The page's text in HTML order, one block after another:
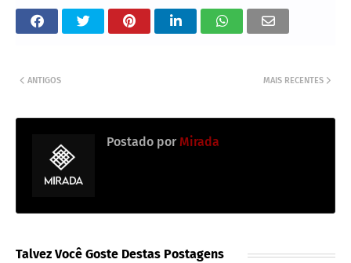
MAIS RECENTES
ANTIGOS
Postado por Mirada
Talvez Você Goste Destas Postagens